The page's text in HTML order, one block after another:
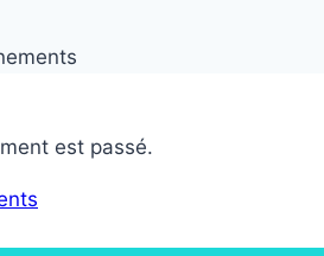
est passé.